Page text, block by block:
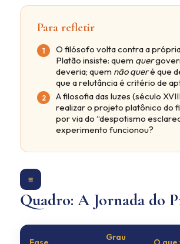
Para refletir
O filósofo volta contra a
Platão insiste: quem quer
deveria; quem não queré que
que a relutância é critério de
A filosofia das luzes (século
realizar o projeto platônico do
por via do “despotismo
experimento funcionou?
≡
Quadro: A Jornada do
Grau